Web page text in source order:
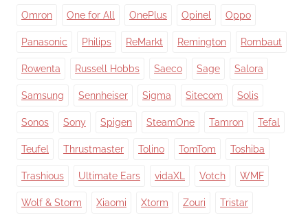
Omron One for All OnePlus Opinel Oppo
Panasonic Philips ReMarkt Remington Rombaut
Rowenta Russell Hobbs Saeco Sage Salora
Samsung Sennheiser Sigma Sitecom Solis
Sonos Sony Spigen SteamOne Tamron Tefal
Teufel Thrustmaster Tolino TomTom Toshiba
Trashious Ultimate Ears vidaXL Votch WMF
Wolf & Storm Xiaomi Xtorm Zouri Tristar